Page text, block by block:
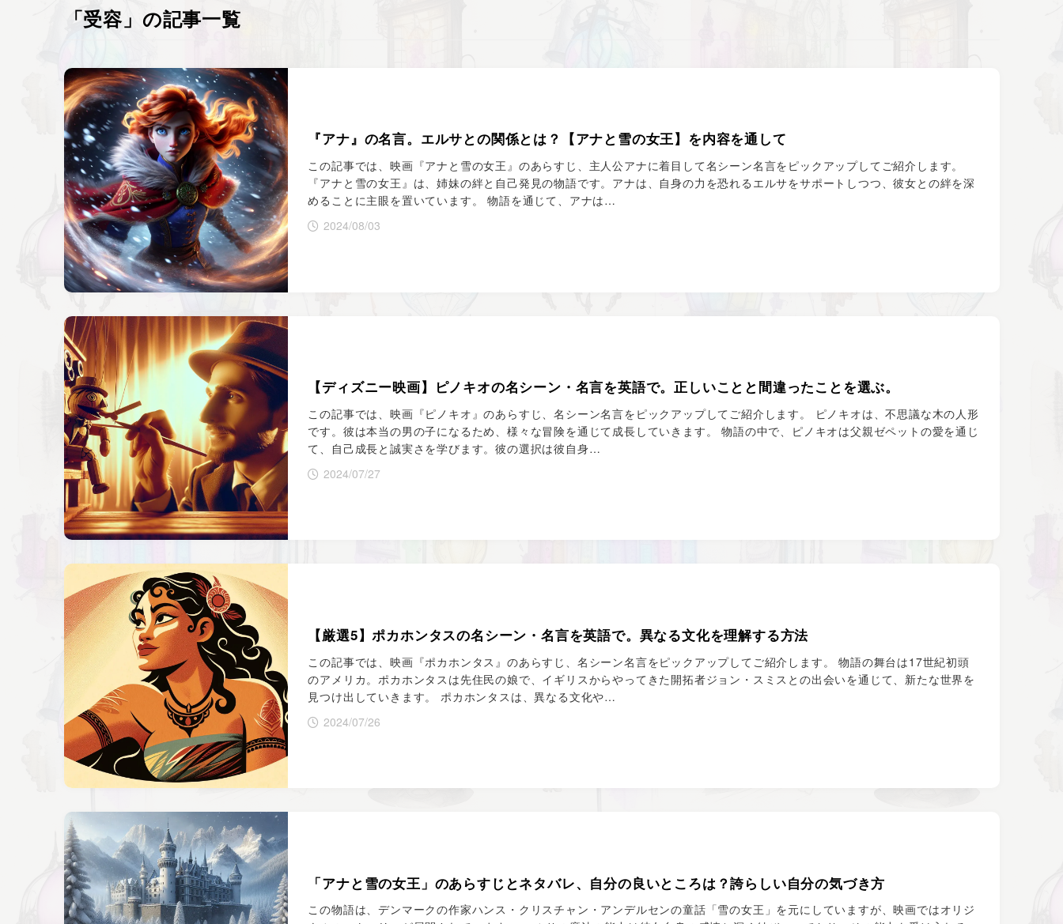
「受容」の記事一覧
『アナ』の名言。エルサとの関係とは？【アナと雪の女王】を内容を通して
この記事では、映画『アナと雪の女王』のあらすじ、主人公アナに着目して名シーン名言をピックアップしてご紹介します。
『アナと雪の女王』は、姉妹の絆と自己発見の物語です。アナは、自身の力を恐れるエルサをサポートしつつ、彼女との絆を深
めることに主眼を置いています。 物語を通じて、アナは…
2024/08/03
【ディズニー映画】ピノキオの名シーン・名言を英語で。正しいことと間違ったことを選ぶ。
この記事では、映画『ピノキオ』のあらすじ、名シーン名言をピックアップしてご紹介します。 ピノキオは、不思議な木の人形
です。彼は本当の男の子になるため、様々な冒険を通じて成長していきます。 物語の中で、ピノキオは父親ゼペットの愛を通じ
て、自己成長と誠実さを学びます。彼の選択は彼自身…
2024/07/27
【厳選5】ポカホンタスの名シーン・名言を英語で。異なる文化を理解する方法
この記事では、映画『ポカホンタス』のあらすじ、名シーン名言をピックアップしてご紹介します。 物語の舞台は17世紀初頭
のアメリカ。ポカホンタスは先住民の娘で、イギリスからやってきた開拓者ジョン・スミスとの出会いを通じて、新たな世界を
見つけ出していきます。 ポカホンタスは、異なる文化や…
2024/07/26
「アナと雪の女王」のあらすじとネタバレ、自分の良いところは？誇らしい自分の気づき方
この物語は、デンマークの作家ハンス・クリスチャン・アンデルセンの童話「雪の女王」を元にしていますが、映画ではオリジ